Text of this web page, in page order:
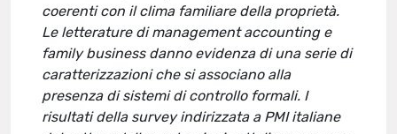
coerenti con il clima familiare della proprietà.
Le letterature di management accounting e
family business danno evidenza di una serie di
caratterizzazioni che si associano alla
presenza di sistemi di controllo formali. I
risultati della survey indirizzata a PMI italiane